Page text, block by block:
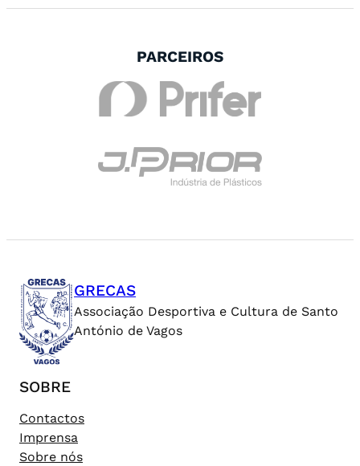
PARCEIROS
GRECAS
Associação Desportiva e Cultura de Santo
António de Vagos
SOBRE
Contactos
Imprensa
Sobre nós